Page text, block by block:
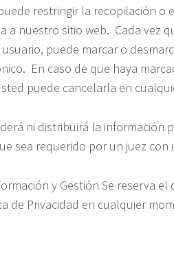
restringir la recopilación o
a nuestro sitio web. Cada vez
puede marcar o
En caso de que haya
puede cancelarla en
ni distribuirá la información
sea requerido por un juez con
y Gestión Se reserva
de Privacidad en cualquier